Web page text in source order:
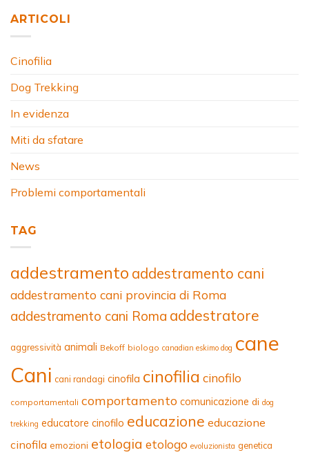
ARTICOLI
Cinofilia
Dog Trekking
In evidenza
Miti da sfatare
News
Problemi comportamentali
TAG
addestramento addestramento cani
addestramento cani provincia di Roma
addestramento cani Roma addestratore
aggressività animali Bekoff biologo canadian eskimo dog cane
Cani cani randagi cinofila cinofilia cinofilo
comportamentali comportamento comunicazione di dog
trekking educatore cinofilo educazione educazione
cinofila emozioni etologia etologo evoluzionista genetica